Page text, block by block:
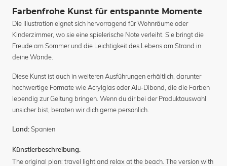
Farbenfrohe Kunst für entspannte Momente
Die Illustration eignet sich hervorragend für Wohnräume oder
Kinderzimmer, wo sie eine spielerische Note verleiht. Sie bringt die
Freude am Sommer und die Leichtigkeit des Lebens am Strand in
deine Wände.
Diese Kunst ist auch in weiteren Ausführungen erhältlich, darunter
hochwertige Formate wie Acrylglas oder Alu-Dibond, die die Farben
lebendig zur Geltung bringen. Wenn du dir bei der Produktauswahl
unsicher bist, beraten wir dich gerne persönlich.
Land: Spanien
Künstlerbeschreibung:
The original plan: travel light and relax at the beach. The version with